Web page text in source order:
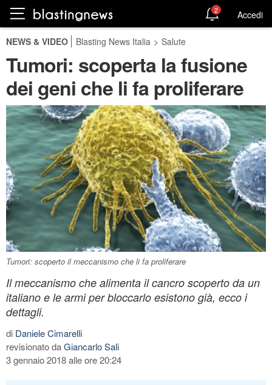
2 Accedi
NEWS & VIDEO Blasting News Italia > Salute
Tumori: scoperta la fusione
dei geni che li fa proliferare
Tumori: scoperto il meccanismo che li fa proliferare
Il meccanismo che alimenta il cancro scoperto da un
italiano e le armi per bloccarlo esistono già, ecco i
dettagli.
di Daniele Cimarelli
revisionato daGiancarlo Sali
3 gennaio 2018 alle ore 20:24